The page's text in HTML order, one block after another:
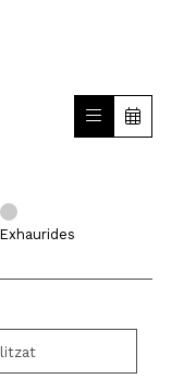
Exhaurides